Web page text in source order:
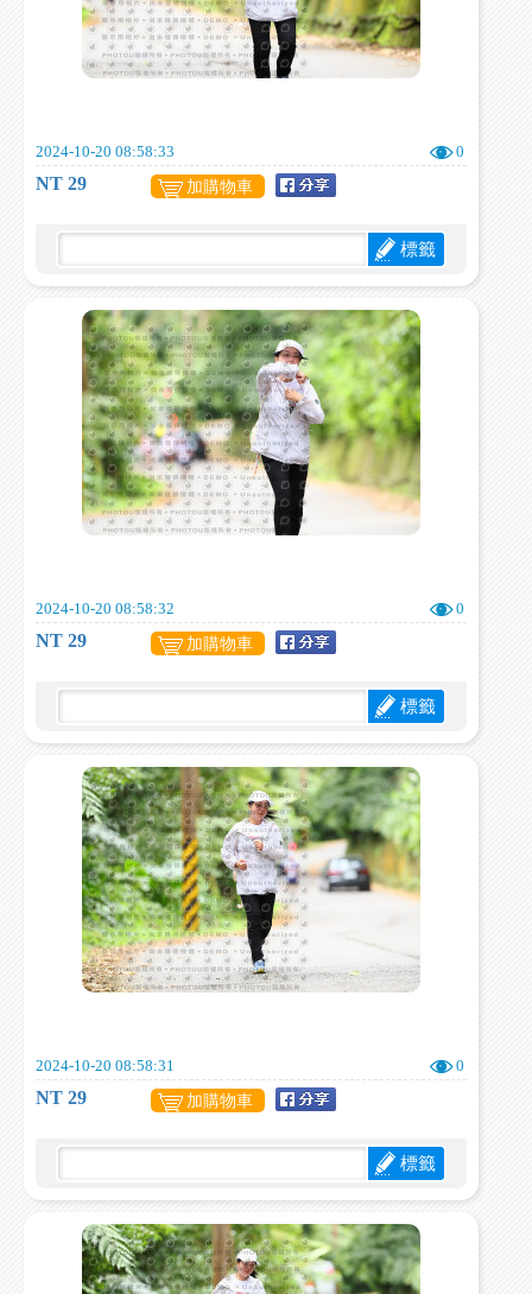
2024-10-20 08:58:33 0
NT 29 加購物車
標籤
2024-10-20 08:58:32 0
NT 29 加購物車
標籤
2024-10-20 08:58:31 0
NT 29 加購物車
標籤